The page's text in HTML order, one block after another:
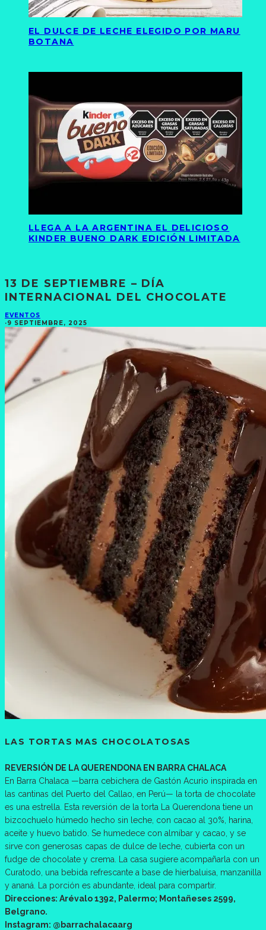
EL DULCE DE LECHE ELEGIDO POR MARU
BOTANA
LLEGA A LA ARGENTINA EL DELICIOSO
KINDER BUENO DARK EDICIÓN LIMITADA
13 DE SEPTIEMBRE – DÍA
INTERNACIONAL DEL CHOCOLATE
EVENTOS
·9 SEPTIEMBRE, 2025
LAS TORTAS MAS CHOCOLATOSAS
REVERSIÓN DE LA QUERENDONA EN BARRA CHALACA
En Barra Chalaca —barra cebichera de Gastón Acurio inspirada en
las cantinas del Puerto del Callao, en Perú— la torta de chocolate
es una estrella. Esta reversión de la torta La Querendona tiene un
bizcochuelo húmedo hecho sin leche, con cacao al 30%, harina,
aceite y huevo batido. Se humedece con almíbar y cacao, y se
sirve con generosas capas de dulce de leche, cubierta con un
fudge de chocolate y crema. La casa sugiere acompañarla con un
Curatodo, una bebida refrescante a base de hierbaluisa, manzanilla
y ananá. La porción es abundante, ideal para compartir.
Direcciones: Arévalo 1392, Palermo; Montañeses 2599,
Belgrano.
Instagram: @barrachalacaarg